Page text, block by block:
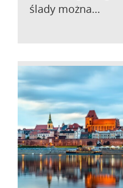
ślady można…